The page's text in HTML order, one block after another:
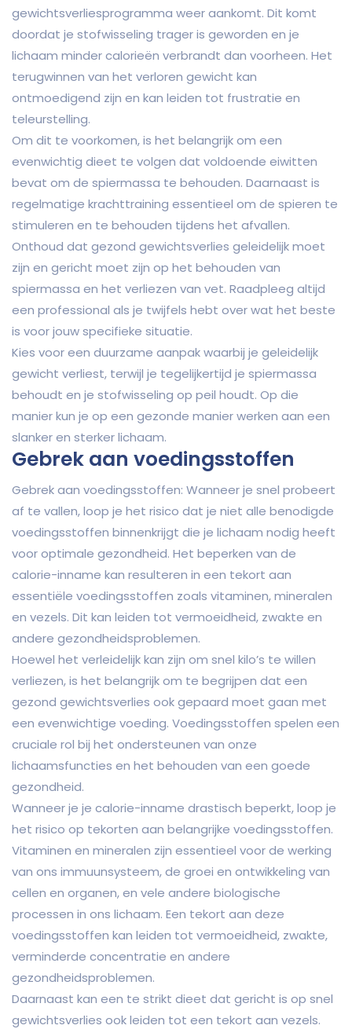
gewichtsverliesprogramma weer aankomt. Dit komt
doordat je stofwisseling trager is geworden en je
lichaam minder calorieën verbrandt dan voorheen. Het
terugwinnen van het verloren gewicht kan
ontmoedigend zijn en kan leiden tot frustratie en
teleurstelling.
Om dit te voorkomen, is het belangrijk om een
evenwichtig dieet te volgen dat voldoende eiwitten
bevat om de spiermassa te behouden. Daarnaast is
regelmatige krachttraining essentieel om de spieren te
stimuleren en te behouden tijdens het afvallen.
Onthoud dat gezond gewichtsverlies geleidelijk moet
zijn en gericht moet zijn op het behouden van
spiermassa en het verliezen van vet. Raadpleeg altijd
een professional als je twijfels hebt over wat het beste
is voor jouw specifieke situatie.
Kies voor een duurzame aanpak waarbij je geleidelijk
gewicht verliest, terwijl je tegelijkertijd je spiermassa
behoudt en je stofwisseling op peil houdt. Op die
manier kun je op een gezonde manier werken aan een
slanker en sterker lichaam.
Gebrek aan voedingsstoffen
Gebrek aan voedingsstoffen: Wanneer je snel probeert
af te vallen, loop je het risico dat je niet alle benodigde
voedingsstoffen binnenkrijgt die je lichaam nodig heeft
voor optimale gezondheid. Het beperken van de
calorie-inname kan resulteren in een tekort aan
essentiële voedingsstoffen zoals vitaminen, mineralen
en vezels. Dit kan leiden tot vermoeidheid, zwakte en
andere gezondheidsproblemen.
Hoewel het verleidelijk kan zijn om snel kilo’s te willen
verliezen, is het belangrijk om te begrijpen dat een
gezond gewichtsverlies ook gepaard moet gaan met
een evenwichtige voeding. Voedingsstoffen spelen een
cruciale rol bij het ondersteunen van onze
lichaamsfuncties en het behouden van een goede
gezondheid.
Wanneer je je calorie-inname drastisch beperkt, loop je
het risico op tekorten aan belangrijke voedingsstoffen.
Vitaminen en mineralen zijn essentieel voor de werking
van ons immuunsysteem, de groei en ontwikkeling van
cellen en organen, en vele andere biologische
processen in ons lichaam. Een tekort aan deze
voedingsstoffen kan leiden tot vermoeidheid, zwakte,
verminderde concentratie en andere
gezondheidsproblemen.
Daarnaast kan een te strikt dieet dat gericht is op snel
gewichtsverlies ook leiden tot een tekort aan vezels.